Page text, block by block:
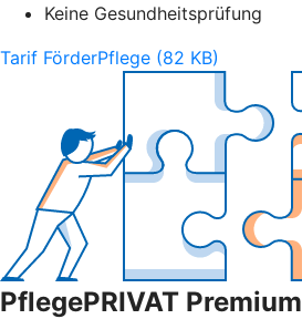
Keine Gesundheitsprüfung
Tarif FörderPflege (82 KB)
PflegePRIVAT Premium